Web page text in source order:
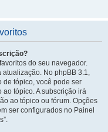
do seu navegador.
No phpBB 3.1,
de tópico, você pode ser
tópico. A subscrição irá
ao tópico ou fórum. Opções
ser configurados no Painel